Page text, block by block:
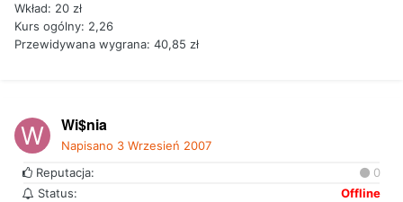
Wkład: 20 zł
Kurs ogólny: 2,26
Przewidywana wygrana: 40,85 zł
Wi$nia
Napisano 3 Wrzesień 2007
Reputacja:
0
Status:
Offline